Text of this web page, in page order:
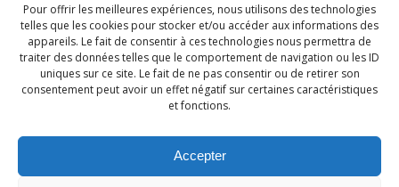
Pour offrir les meilleures expériences, nous utilisons des technologies
telles que les cookies pour stocker et/ou accéder aux informations des
appareils. Le fait de consentir à ces technologies nous permettra de
traiter des données telles que le comportement de navigation ou les ID
uniques sur ce site. Le fait de ne pas consentir ou de retirer son
consentement peut avoir un effet négatif sur certaines caractéristiques
et fonctions.
Accepter
[AWPCPPLACEAD]